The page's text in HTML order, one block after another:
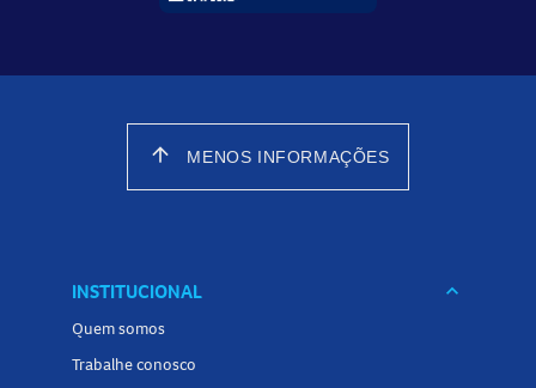
arrow_upward MENOS INFORMAÇÕES
INSTITUCIONAL keyboard_arrow_down
Quem somos
Trabalhe conosco